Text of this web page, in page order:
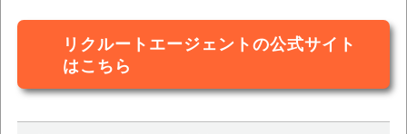
リクルートエージェントの公式サイト
はこちら